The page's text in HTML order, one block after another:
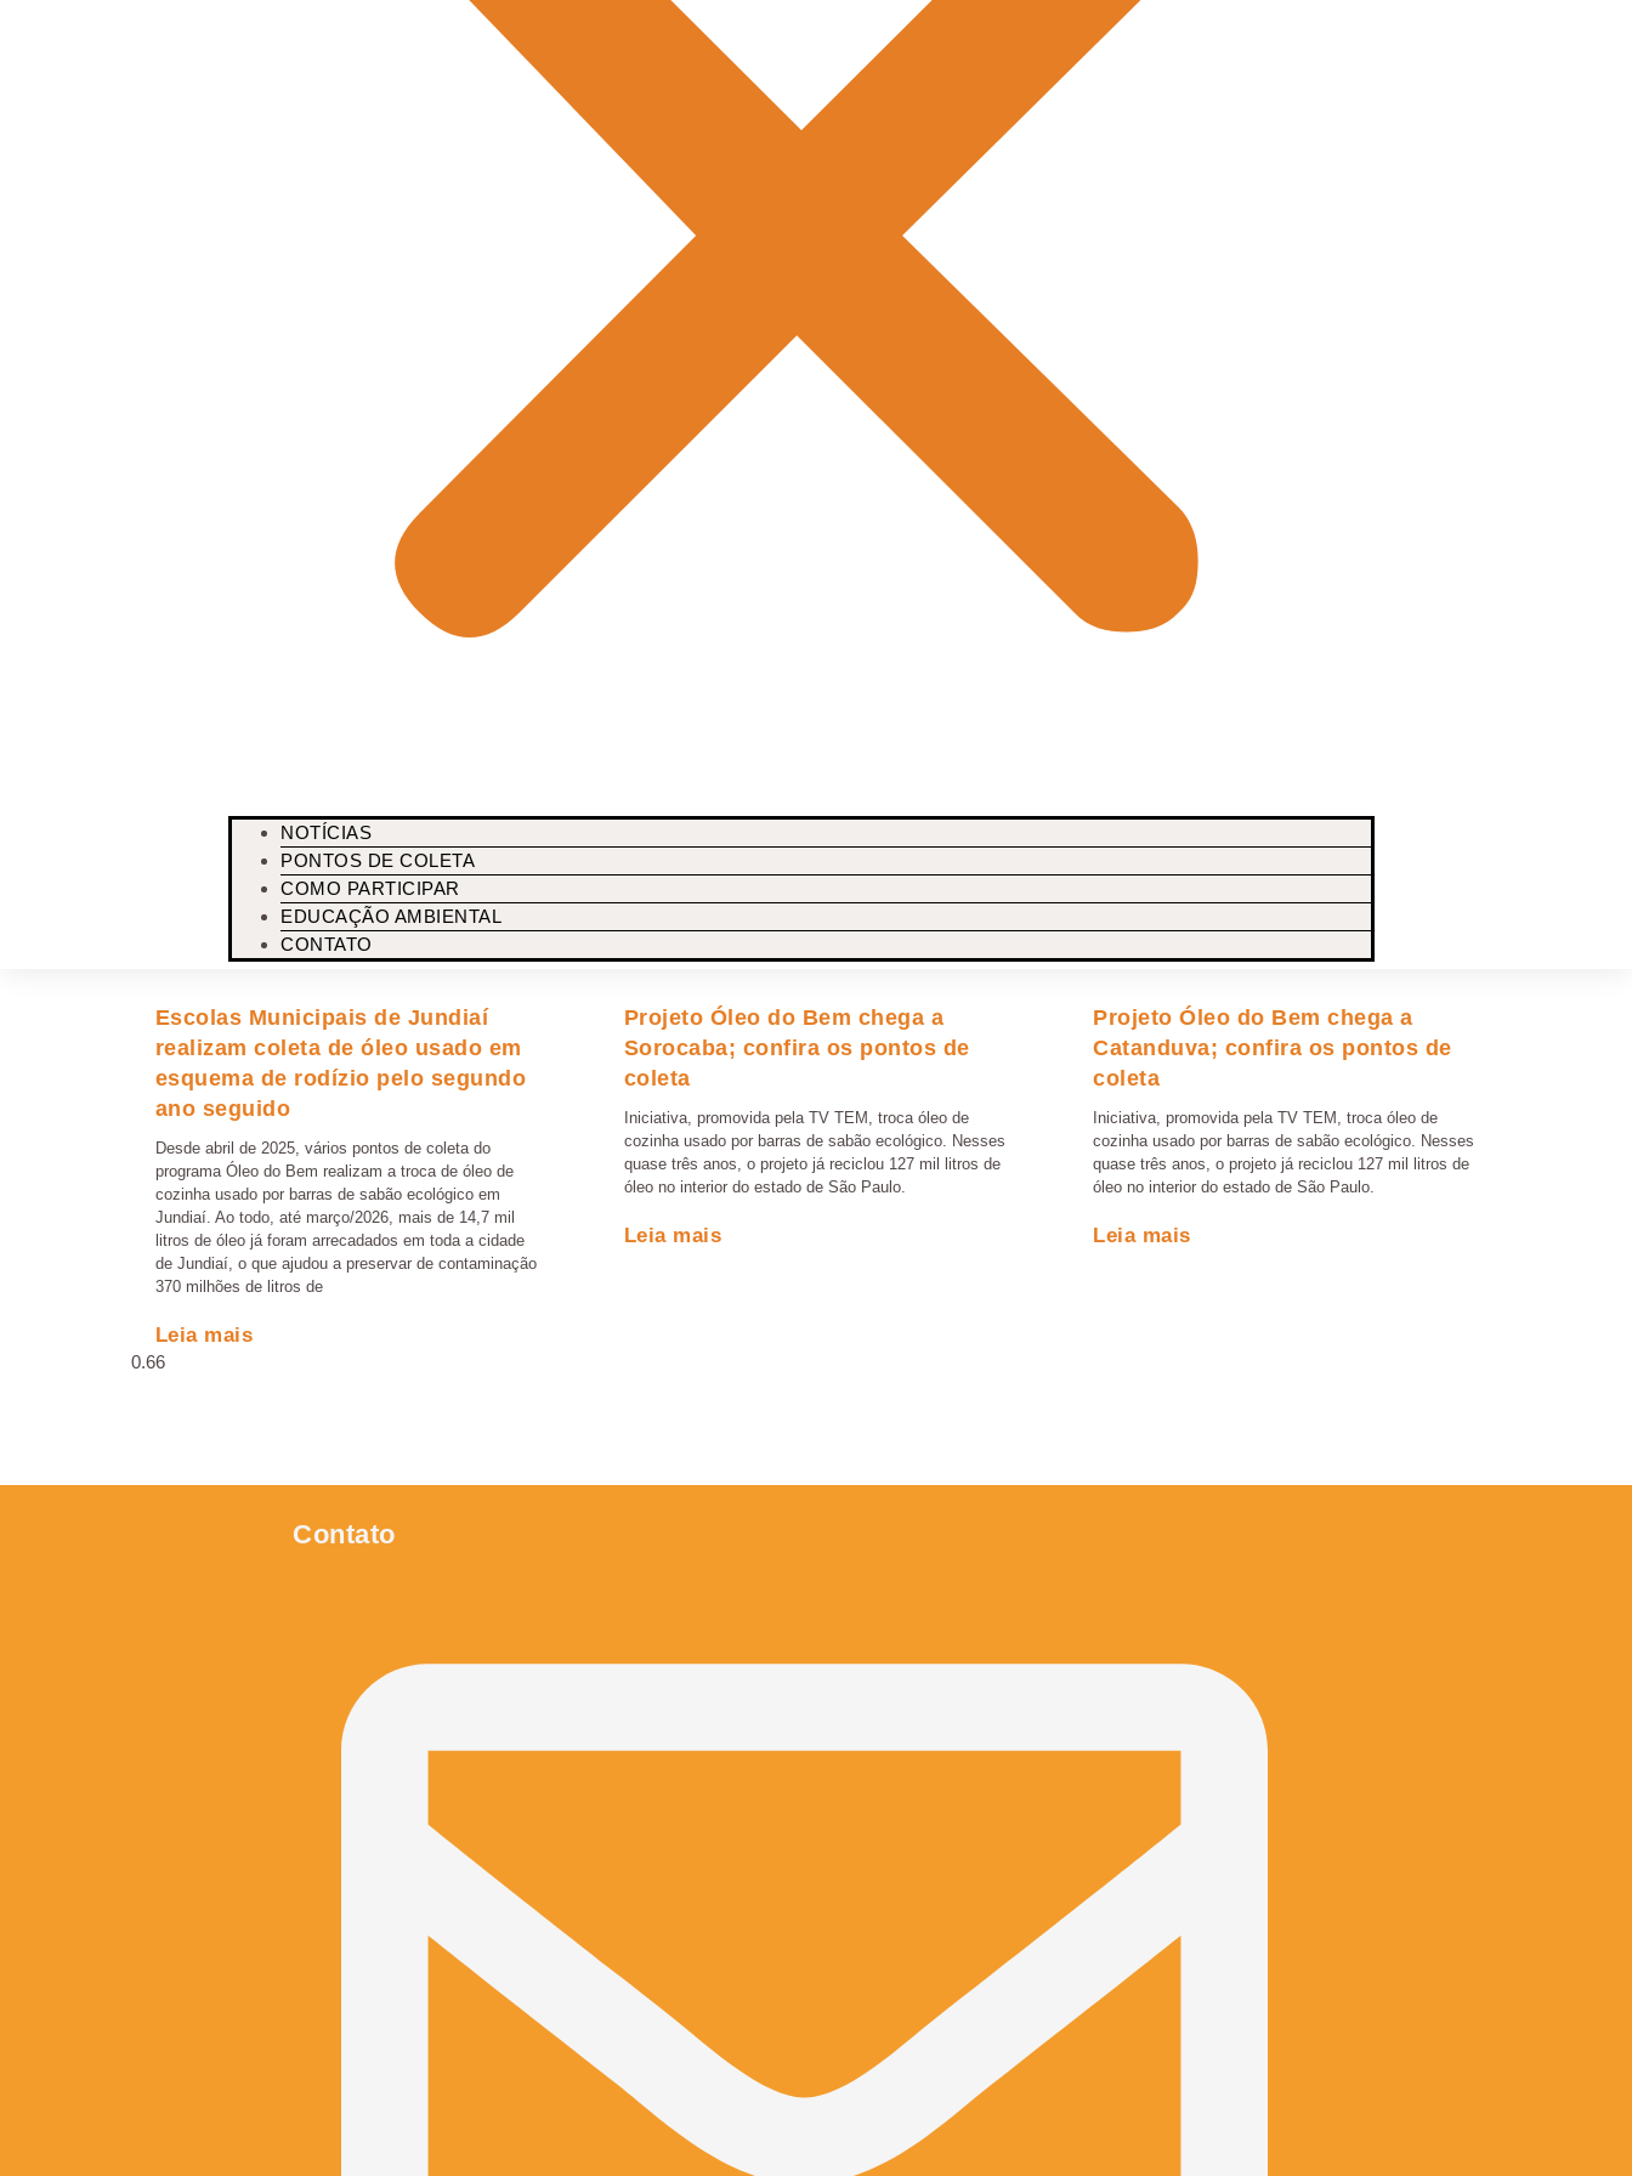
NOTÍCIAS
PONTOS DE COLETA
COMO PARTICIPAR
EDUCAÇÃO AMBIENTAL
CONTATO
Escolas Municipais de Jundiaí
realizam coleta de óleo usado em
esquema de rodízio pelo segundo
ano seguido
Desde abril de 2025, vários pontos de coleta do
programa Óleo do Bem realizam a troca de óleo de
cozinha usado por barras de sabão ecológico em
Jundiaí. Ao todo, até março/2026, mais de 14,7 mil
litros de óleo já foram arrecadados em toda a cidade
de Jundiaí, o que ajudou a preservar de contaminação
370 milhões de litros de
Leia mais
Projeto Óleo do Bem chega a
Sorocaba; confira os pontos de
coleta
Iniciativa, promovida pela TV TEM, troca óleo de
cozinha usado por barras de sabão ecológico. Nesses
quase três anos, o projeto já reciclou 127 mil litros de
óleo no interior do estado de São Paulo.
Leia mais
Projeto Óleo do Bem chega a
Catanduva; confira os pontos de
coleta
Iniciativa, promovida pela TV TEM, troca óleo de
cozinha usado por barras de sabão ecológico. Nesses
quase três anos, o projeto já reciclou 127 mil litros de
óleo no interior do estado de São Paulo.
Leia mais
Contato